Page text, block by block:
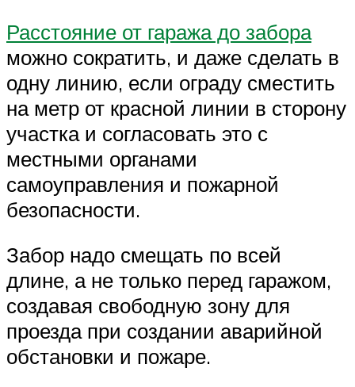
Расстояние от гаража до забора
можно сократить, и даже сделать в
одну линию, если ограду сместить
на метр от красной линии в сторону
участка и согласовать это с
местными органами
самоуправления и пожарной
безопасности.
Забор надо смещать по всей
длине, а не только перед гаражом,
создавая свободную зону для
проезда при создании аварийной
обстановки и пожаре.